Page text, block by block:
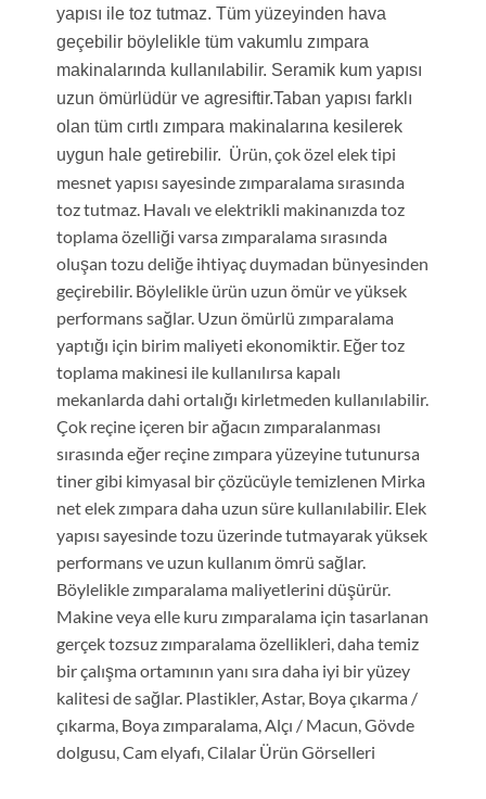
yapısı ile toz tutmaz. Tüm yüzeyinden hava
geçebilir böylelikle tüm vakumlu zımpara
makinalarında kullanılabilir. Seramik kum yapısı
uzun ömürlüdür ve agresiftir.Taban yapısı farklı
olan tüm cırtlı zımpara makinalarına kesilerek
uygun hale getirebilir. Ürün, çok özel elek tipi
mesnet yapısı sayesinde zımparalama sırasında
toz tutmaz. Havalı ve elektrikli makinanızda toz
toplama özelliği varsa zımparalama sırasında
oluşan tozu deliğe ihtiyaç duymadan bünyesinden
geçirebilir. Böylelikle ürün uzun ömür ve yüksek
performans sağlar. Uzun ömürlü zımparalama
yaptığı için birim maliyeti ekonomiktir. Eğer toz
toplama makinesi ile kullanılırsa kapalı
mekanlarda dahi ortalığı kirletmeden kullanılabilir.
Çok reçine içeren bir ağacın zımparalanması
sırasında eğer reçine zımpara yüzeyine tutunursa
tiner gibi kimyasal bir çözücüyle temizlenen Mirka
net elek zımpara daha uzun süre kullanılabilir. Elek
yapısı sayesinde tozu üzerinde tutmayarak yüksek
performans ve uzun kullanım ömrü sağlar.
Böylelikle zımparalama maliyetlerini düşürür.
Makine veya elle kuru zımparalama için tasarlanan
gerçek tozsuz zımparalama özellikleri, daha temiz
bir çalışma ortamının yanı sıra daha iyi bir yüzey
kalitesi de sağlar. Plastikler, Astar, Boya çıkarma /
çıkarma, Boya zımparalama, Alçı / Macun, Gövde
dolgusu, Cam elyafı, Cilalar Ürün Görselleri